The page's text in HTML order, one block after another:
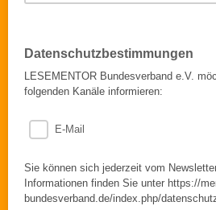
Datenschutzbestimmungen
LESEMENTOR Bundesverband e.V.
folgenden Kanäle informieren:
E-Mail
Sie können sich jederzeit vom
Informationen finden Sie unter https://
bundesverband.de/index.php/